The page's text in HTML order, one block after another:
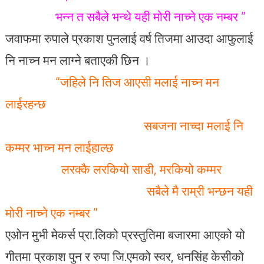
भन्न त सबैले भन्थे यही मोरी नाच्ने एक नम्बर ”
जवाफमा रुपाले प्रकाश पुनलाई वर्ष तिजमा आउदा आफुलाई
नि नाच्न मन लाग्ने बताएकी छिन ।
“जहिले नि तिज आएसी मलाई नाच्न मन
लाईरहन्छ
सबजना नाच्दा मलाई नि
कम्मर भाच्न मन लाईहाल्छ
लरक्कै लरकियो साडी, मरकियो कम्मर
सबैले मै राम्री भन्छन यही
मोरी नाच्ने एक नम्बर ”
एओन मुभी मेकर्स प्रा.लिको प्रस्तुतिमा बजारमा आएको यो
गीतमा प्रकाश पुन र रुपा जि.एमको स्वर, धनसिंह केसीको